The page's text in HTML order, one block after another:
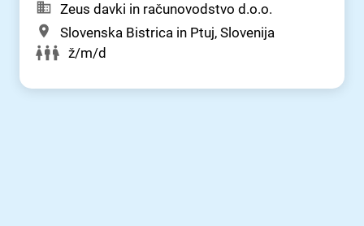
Zeus davki in računovodstvo d.o.o.
Slovenska Bistrica in Ptuj, Slovenija
ž/m/d